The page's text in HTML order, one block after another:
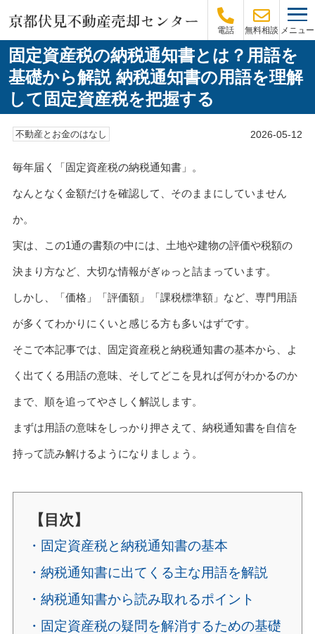
電話 無料相談 メニュー
固定資産税の納税通知書とは？用語を
基礎から解説 納税通知書の用語を理解
して固定資産税を把握する
不動産とお金のはなし 2026-05-12
毎年届く「固定資産税の納税通知書」。
なんとなく金額だけを確認して、そのままにしていません
か。
実は、この1通の書類の中には、土地や建物の評価や税額の
決まり方など、大切な情報がぎゅっと詰まっています。
しかし、「価格」「評価額」「課税標準額」など、専門用語
が多くてわかりにくいと感じる方も多いはずです。
そこで本記事では、固定資産税と納税通知書の基本から、よ
く出てくる用語の意味、そしてどこを見れば何がわかるのか
まで、順を追ってやさしく解説します。
まずは用語の意味をしっかり押さえて、納税通知書を自信を
持って読み解けるようになりましょう。
【目次】
・固定資産税と納税通知書の基本
・納税通知書に出てくる主な用語を解説
・納税通知書から読み取れるポイント
・固定資産税の疑問を解消するための基礎